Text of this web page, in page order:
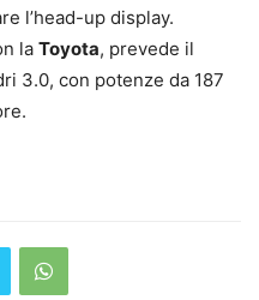
l’head-up display.
la Toyota, prevede il
3.0, con potenze da 187